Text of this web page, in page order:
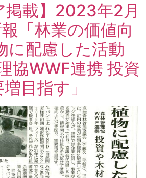
掲載】2023年2月
「林業の価値向
に配慮した活動
協WWF連携 投資
目指す」